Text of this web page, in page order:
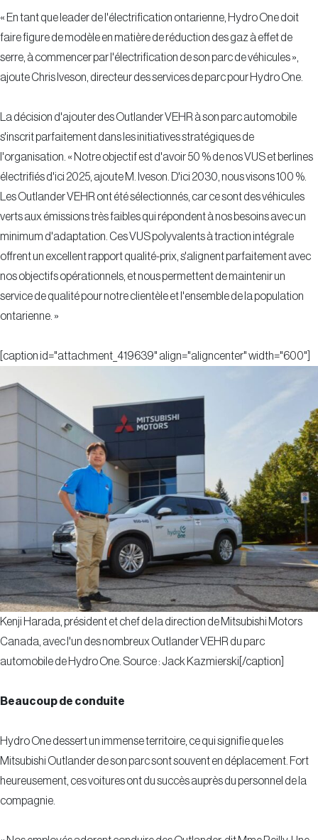
« En tant que leader de l'électrification ontarienne, Hydro One doit
faire figure de modèle en matière de réduction des gaz à effet de
serre, à commencer par l'électrification de son parc de véhicules »,
ajoute Chris Iveson, directeur des services de parc pour Hydro One.
La décision d'ajouter des Outlander VEHR à son parc automobile
s'inscrit parfaitement dans les initiatives stratégiques de
l'organisation. « Notre objectif est d'avoir 50 % de nos VUS et berlines
électrifiés d'ici 2025, ajoute M. Iveson. D'ici 2030, nous visons 100 %.
Les Outlander VEHR ont été sélectionnés, car ce sont des véhicules
verts aux émissions très faibles qui répondent à nos besoins avec un
minimum d'adaptation. Ces VUS polyvalents à traction intégrale
offrent un excellent rapport qualité-prix, s'alignent parfaitement avec
nos objectifs opérationnels, et nous permettent de maintenir un
service de qualité pour notre clientèle et l'ensemble de la population
ontarienne. »
[caption id="attachment_419639" align="aligncenter" width="600"]
Kenji Harada, président et chef de la direction de Mitsubishi Motors
Canada, avec l'un des nombreux Outlander VEHR du parc
automobile de Hydro One. Source : Jack Kazmierski[/caption]
Beaucoup de conduite
Hydro One dessert un immense territoire, ce qui signifie que les
Mitsubishi Outlander de son parc sont souvent en déplacement. Fort
heureusement, ces voitures ont du succès auprès du personnel de la
compagnie.